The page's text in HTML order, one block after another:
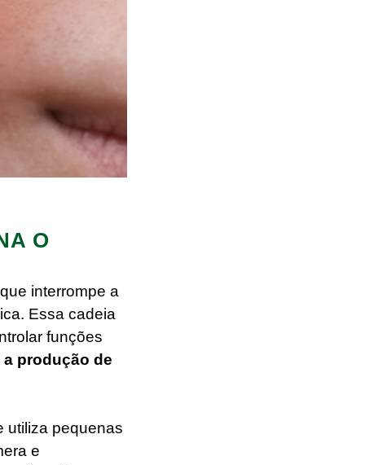
O
interrompe a
Essa cadeia
funções
produção de
utiliza pequenas
e